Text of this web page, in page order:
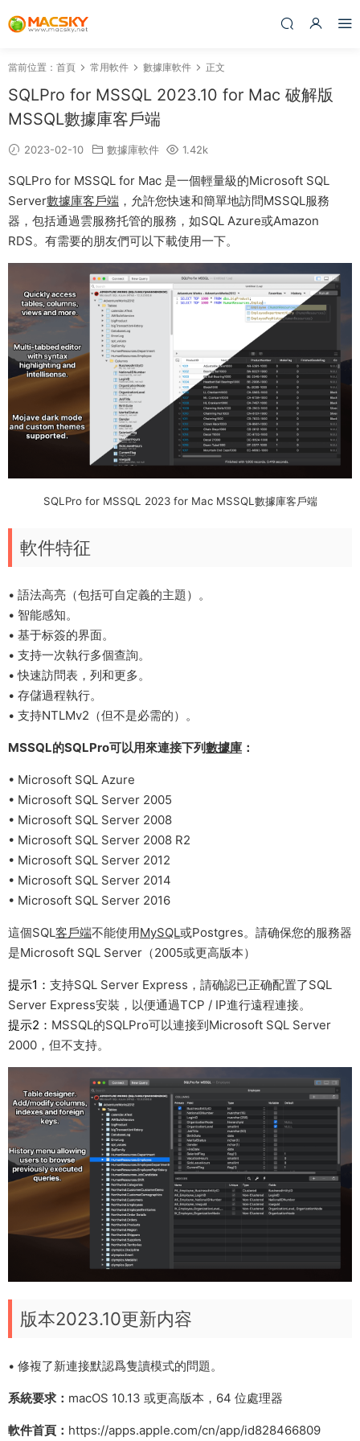
當前位置： 首頁 常用軟件 數據庫軟件 正文
SQLPro for MSSQL 2023.10 for Mac 破解版
MSSQL數據庫客戶端
2023-02-10 數據庫軟件 1.42k
SQLPro for MSSQL for Mac 是一個輕量級的Microsoft SQL
Server數據庫客戶端 ，允許您快速和簡單地訪問MSSQL服務
器，包括通過雲服務托管的服務，如SQL Azure或Amazon
RDS。有需要的朋友們可以下載使用一下。
SQLPro for MSSQL 2023 for Mac MSSQL數據庫客戶端
軟件特征
• 語法高亮（包括可自定義的主題）。
• 智能感知。
• 基于标簽的界面。
• 支持一次執行多個查詢。
• 快速訪問表，列和更多。
• 存儲過程執行。
• 支持NTLMv2（但不是必需的）。
MSSQL的SQLPro可以用來連接下列數據庫 ：
• Microsoft SQL Azure
• Microsoft SQL Server 2005
• Microsoft SQL Server 2008
• Microsoft SQL Server 2008 R2
• Microsoft SQL Server 2012
• Microsoft SQL Server 2014
• Microsoft SQL Server 2016
這個SQL客戶端不能使用MySQL或Postgres。請确保您的服務器
是Microsoft SQL Server（2005或更高版本）
提示1： 支持SQL Server Express，請确認已正确配置了SQL
Server Express安裝，以便通過TCP / IP進行遠程連接。
提示2： MSSQL的SQLPro可以連接到Microsoft SQL Server
2000，但不支持。
版本2023.10更新内容
• 修複了新連接默認爲隻讀模式的問題。
系統要求： macOS 10.13 或更高版本，64 位處理器
軟件首頁： https://apps.apple.com/cn/app/id828466809